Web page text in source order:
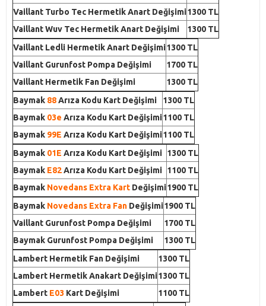
Vaillant Turbo Tec Hermetik Anart Değişimi1300 TL
Vaillant Wuv Tec Hermetik Anart Değişimi
1300 TL
Vaillant Ledli Hermetik Anart Değişimi1300 TL
Vaillant Gurunfost Pompa Değişimi
1700 TL
Vaillant Hermetik Fan Değişimi
1300 TL
Baymak 88Arıza Kodu Kart Değişimi
1300 TL
Baymak 03e Arıza Kodu Kart Değişimi1100 TL
Baymak 99E Arıza Kodu Kart Değişimi1100 TL
Baymak 01E Arıza Kodu Kart Değişimi 1300 TL
Baymak E82Arıza Kodu Kart Değişimi 1100 TL
Baymak Novedans Extra Kart Değişimi1900 TL
Baymak Novedans Extra Fan Değişimi1900 TL
Vaillant Gurunfost Pompa Değişimi
1700 TL
Baymak Gurunfost Pompa Değişimi
1300 TL
Lambert Hermetik Fan Değişimi
1300 TL
Lambert Hermetik Anakart Değişimi1300 TL
Lambert E03 Kart Değişimi 1100 TL